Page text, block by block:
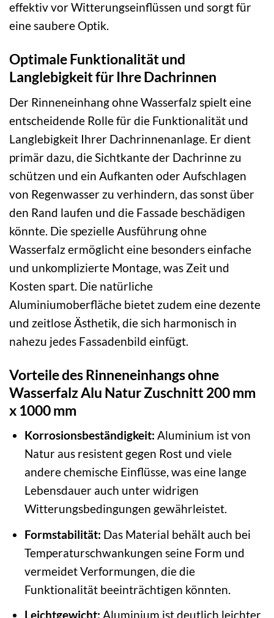
effektiv vor Witterungseinflüssen und sorgt für
eine saubere Optik.
Optimale Funktionalität und
Langlebigkeit für Ihre Dachrinnen
Der Rinneneinhang ohne Wasserfalz spielt eine
entscheidende Rolle für die Funktionalität und
Langlebigkeit Ihrer Dachrinnenanlage. Er dient
primär dazu, die Sichtkante der Dachrinne zu
schützen und ein Aufkanten oder Aufschlagen
von Regenwasser zu verhindern, das sonst über
den Rand laufen und die Fassade beschädigen
könnte. Die spezielle Ausführung ohne
Wasserfalz ermöglicht eine besonders einfache
und unkomplizierte Montage, was Zeit und
Kosten spart. Die natürliche
Aluminiumoberfläche bietet zudem eine dezente
und zeitlose Ästhetik, die sich harmonisch in
nahezu jedes Fassadenbild einfügt.
Vorteile des Rinneneinhangs ohne
Wasserfalz Alu Natur Zuschnitt 200 mm
x 1000 mm
Korrosionsbeständigkeit: Aluminium ist von
Natur aus resistent gegen Rost und viele
andere chemische Einflüsse, was eine lange
Lebensdauer auch unter widrigen
Witterungsbedingungen gewährleistet.
Formstabilität: Das Material behält auch bei
Temperaturschwankungen seine Form und
vermeidet Verformungen, die die
Funktionalität beeinträchtigen könnten.
Leichtgewicht: Aluminium ist deutlich leichter